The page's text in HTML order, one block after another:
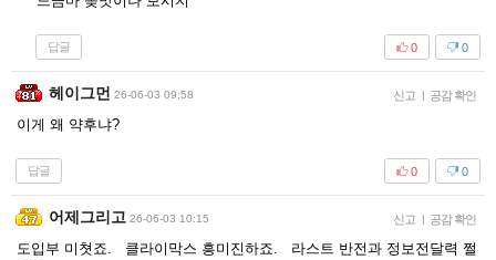
답글 0
0
헤이그먼 26-06-03 09:58 신고 | 공감 확인
이게 왜 약후냐?
답글 0
0
어제그리고 26-06-03 10:15 신고 | 공감 확인
도입부 미쳣죠. 클라이막스 흥미진하죠. 라스트 반전과 정보전달력 쩔